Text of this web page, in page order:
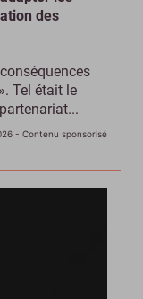
des
Tel était le
- Contenu sponsorisé